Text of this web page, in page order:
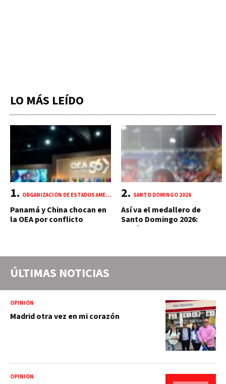
LO MÁS LEÍDO
ORGANIZACIÓN DE ESTADOS AMERICANOS (OEA)
Panamá y China chocan en
la OEA por conflicto
SANTO DOMINGO 2026
Así va el medallero de
Santo Domingo 2026:
República Dominicana
ÚLTIMAS NOTICIAS
OPINIÓN
Madrid otra vez en mi corazón
OPINIÓN